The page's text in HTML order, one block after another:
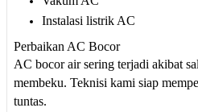
Instalasi listrik AC
Perbaikan AC Bocor
AC bocor air sering terjadi akibat
membeku. Teknisi kami siap
tuntas.